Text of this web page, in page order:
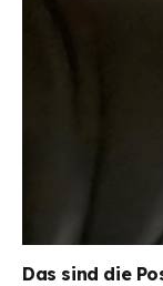
Das sind die